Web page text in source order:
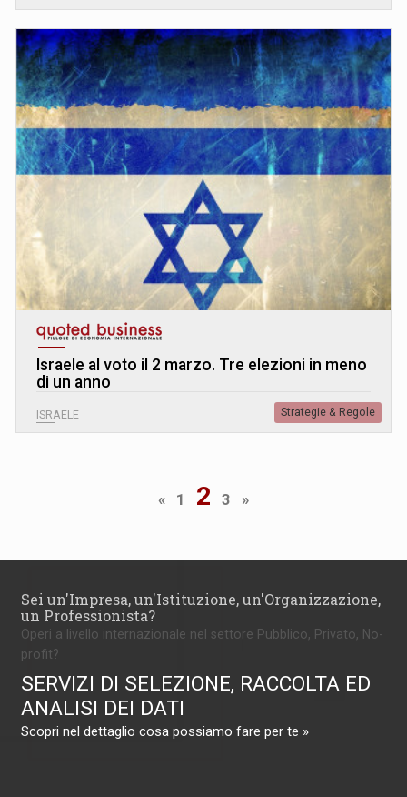
Israele al voto il 2 marzo. Tre elezioni in meno
di un anno
ISRAELE Strategie & Regole
« 1 2 3 »
Sei un'Impresa, un'Istituzione, un'Organizzazione,
un Professionista?
Operi a livello internazionale nel settore Pubblico, Privato, No-
profit?
SERVIZI DI SELEZIONE, RACCOLTA ED
ANALISI DEI DATI
Scopri nel dettaglio cosa possiamo fare per te »